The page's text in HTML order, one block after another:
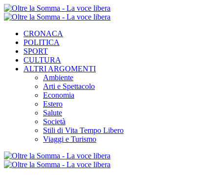
CRONACA
POLITICA
SPORT
CULTURA
ALTRI ARGOMENTI
Ambiente
Arti e Spettacolo
Economia
Estero
Salute
Società
Stili di Vita Tempo Libero
Viaggi e Turismo